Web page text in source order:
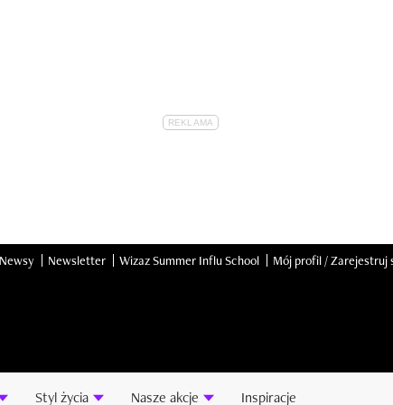
Newsy Newsletter Wizaz Summer Influ School Mój profil / Zarejestruj
Styl życia Nasze akcje Inspiracje